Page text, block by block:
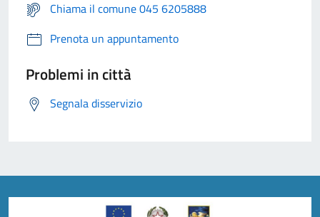
Chiama il comune 045 6205888
Prenota un appuntamento
Problemi in città
Segnala disservizio